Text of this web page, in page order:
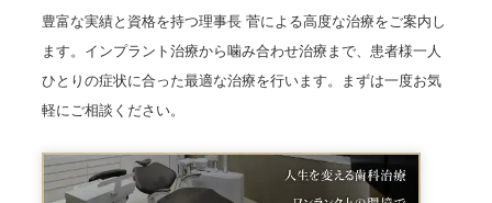
豊富な実績と資格を持つ理事長 菅による高度な治療をご案内し
ます。インプラント治療から噛み合わせ治療まで、患者様一人
ひとりの症状に合った最適な治療を行います。まずは一度お気
軽にご相談ください。